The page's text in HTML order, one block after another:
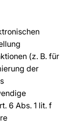
(z. B. für
der
6 Abs. 1 lit. f